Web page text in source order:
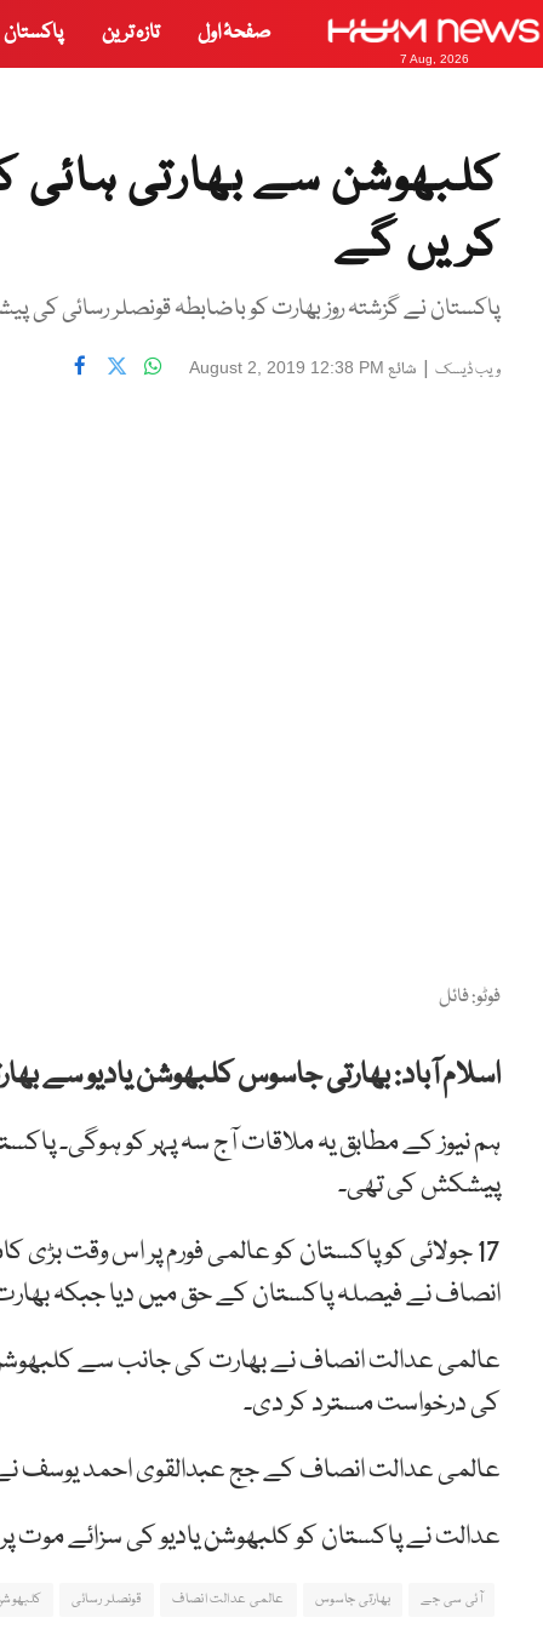
7 Aug, 2026
صفحۂ اول تازہ ترین پاکستان
کلبھوشن سے بھارتی
کریں گے
پاکستان نے گزشتہ روز بھارت کو باضابطہ قونصلر رسائی کی
ویب ڈیسک | شائع August 2, 2019 12:38 PM
فوٹو: فائل
اسلام آباد: بھارتی جاسوس کلبھوشن یادیو سے
ہم نیوز کے مطابق یہ ملاقات آج سہ پہر کو ہوگی۔
پیشکش کی تھی۔
17 جولائی کو پاکستان کو عالمی فورم پر اس وقت
انصاف نے فیصلہ پاکستان کے حق میں دیا جبکہ
عالمی عدالت انصاف نے بھارت کی جانب سے کلبھوشن
کی درخواست مسترد کر دی۔
عالمی عدالت انصاف کے جج عبدالقوی احمد یوسف نے
عدالت نے پاکستان کو کلبھوشن یادیو کی سزائے موت پر
آئی سی جے بھارتی جاسوس عالمی عدالت انصاف قونصلر رسائی